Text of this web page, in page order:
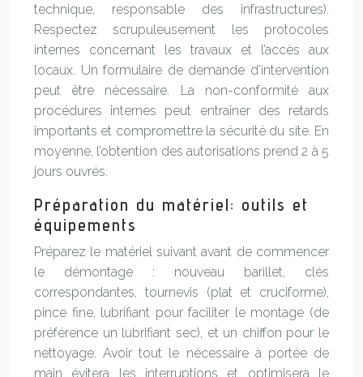
technique, responsable des infrastructures).
Respectez scrupuleusement les protocoles
internes concernant les travaux et l’accès aux
locaux. Un formulaire de demande d’intervention
peut être nécessaire. La non-conformité aux
procédures internes peut entraîner des retards
importants et compromettre la sécurité du site. En
moyenne, l’obtention des autorisations prend 2 à 5
jours ouvrés.
Préparation du matériel: outils et
équipements
Préparez le matériel suivant avant de commencer
le démontage : nouveau barillet, clés
correspondantes, tournevis (plat et cruciforme),
pince fine, lubrifiant pour faciliter le montage (de
préférence un lubrifiant sec), et un chiffon pour le
nettoyage. Avoir tout le nécessaire à portée de
main évitera les interruptions et optimisera le